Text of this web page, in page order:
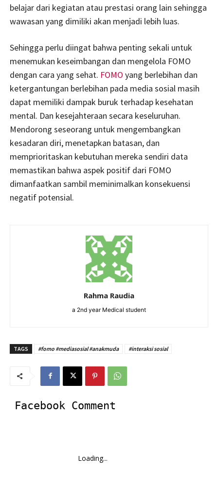
belajar dari kegiatan atau prestasi orang lain sehingga
wawasan yang dimiliki akan menjadi lebih luas.
Sehingga perlu diingat bahwa penting sekali untuk
menemukan keseimbangan dan mengelola FOMO
dengan cara yang sehat. FOMO yang berlebihan dan
ketergantungan berlebihan pada media sosial masih
dapat memiliki dampak buruk terhadap kesehatan
mental. Dan kesejahteraan secara keseluruhan.
Mendorong seseorang untuk mengembangkan
kesadaran diri, menetapkan batasan, dan
memprioritaskan kebutuhan mereka sendiri data
memastikan bahwa aspek positif dari FOMO
dimanfaatkan sambil meminimalkan konsekuensi
negatif potensial.
Rahma Raudia
a 2nd year Medical student
TAGS #fomo #mediasosial #anakmuda #interaksi sosial
Facebook Comment
Loading...